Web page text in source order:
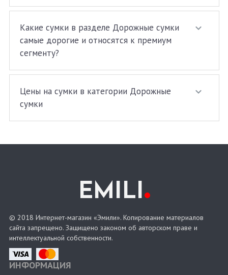
Какие сумки в разделе Дорожные сумки
самые дорогие и относятся к премиум
сегменту?
Цены на сумки в категории Дорожные
сумки
EMILI.
© 2018 Интернет-магазин «Эмили». Копирование материалов
сайта запрещено. Защищено законом об авторском праве и
интеллектуальной собственности.
ИНФОРМАЦИЯ